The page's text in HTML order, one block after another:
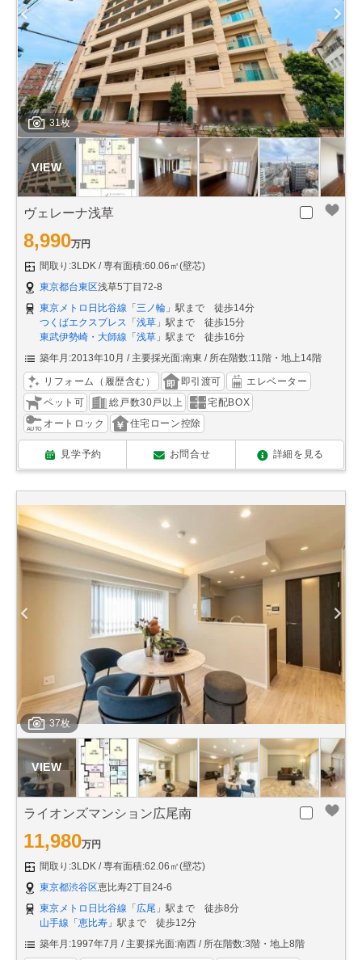
31枚
ヴェレーナ浅草
8,990万円
間取り:3LDK
専有面積:60.06㎡(壁芯)
東京都台東区浅草5丁目72-8
東京メトロ日比谷線 「 三ノ輪 」駅まで 徒歩14分
つくばエクスプレス 「 浅草 」駅まで 徒歩15分
東武伊勢崎・大師線 「 浅草 」駅まで 徒歩16分
築年月:2013年10月
主要採光面:南東 所在階数:11階・地上14階
リフォーム（履歴含む） 即引渡可
エレベーター
ペット可
総戸数30戸以上
宅配BOX
オートロック
住宅ローン控除
見学予約 お問合せ 詳細を見る
37枚
ライオンズマンション広尾南
11,980万円
間取り:3LDK
専有面積:62.06㎡(壁芯)
東京都渋谷区恵比寿2丁目24-6
東京メトロ日比谷線 「広尾 」駅まで 徒歩8分
山手線 「恵比寿 」駅まで 徒歩12分
築年月:1997年7月
主要採光面:南西 所在階数:3階・地上8階